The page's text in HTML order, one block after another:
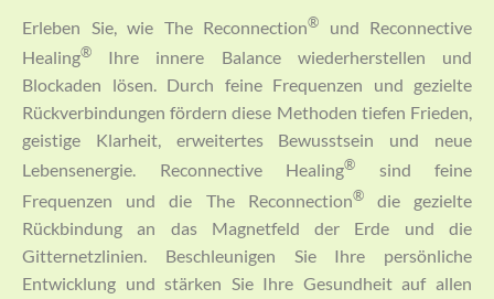
Erleben Sie, wie The Reconnection® und Reconnective
Healing® Ihre innere Balance wiederherstellen und
Blockaden lösen. Durch feine Frequenzen und gezielte
Rückverbindungen fördern diese Methoden tiefen Frieden,
geistige Klarheit, erweitertes Bewusstsein und neue
Lebensenergie. Reconnective Healing® sind feine
Frequenzen und die The Reconnection®die gezielte
Rückbindung an das Magnetfeld der Erde und die
Gitternetzlinien. Beschleunigen Sie Ihre persönliche
Entwicklung und stärken Sie Ihre Gesundheit auf allen